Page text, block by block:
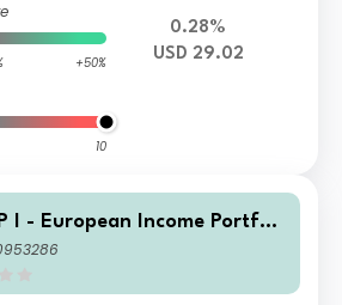
+50%
10
0.28%
USD 29.02
I - European Income Portfoli
Inc